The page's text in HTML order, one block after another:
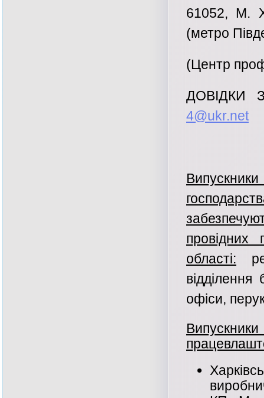
61052, М.
(метро
(Центр
ДОВІДКИ
4@ukr.net
провідних
області:
відділення
офіси,